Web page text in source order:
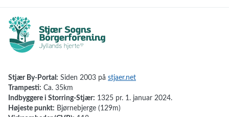
Stjær By-Portal: Siden 2003 på stjaer.net
Trampesti: Ca. 35km
Indbyggere i Storring-Stjær: 1325 pr. 1. januar 2024.
Højeste punkt: Bjørnebjerge (129m)